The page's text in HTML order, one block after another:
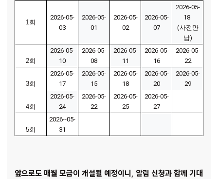
1회
2026-05-
03
2026-05-
01
2026-05-
02
2026-05-
07
2026-05-
18
(사전만
남)
2회
2026-05-
10
2026-05-
08
2026-05-
11
2026-05-
16
2026-05-
22
3회
2026-05-
17
2026-05-
15
2026-05-
18
2026-05-
20
2026-05-
29
4회
2026-05-
24
2026-05-
22
2026-05-
25
2026-05-
27
5회
2026--05-
31
앞으로도 매월 모금이 개설될 예정이니, 알림 신청과 함께 기대